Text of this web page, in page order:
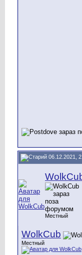
06.12.2021,
Местный
WolkCub
Местный